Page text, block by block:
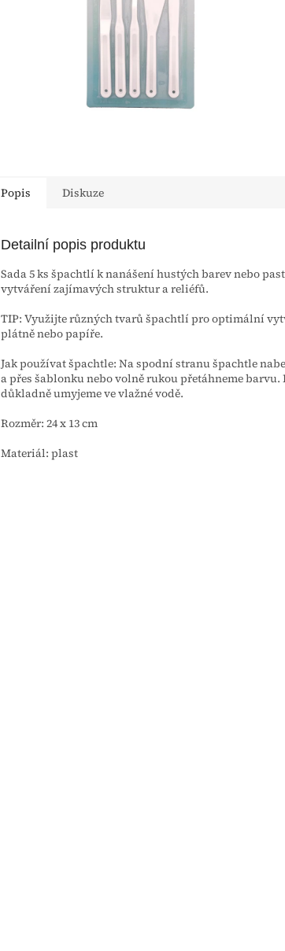
Popis Diskuze
Detailní popis produktu
Sada 5 ks špachtlí k nanášení hustých barev nebo
vytváření zajímavých struktur a reliéfů.
TIP: Využijte různých tvarů špachtlí pro optimální
plátně nebo papíře.
Jak používat špachtle: Na spodní stranu špachtle
a přes šablonku nebo volně rukou přetáhneme
důkladně umyjeme ve vlažné vodě.
Rozměr: 24 x 13 cm
Materiál: plast